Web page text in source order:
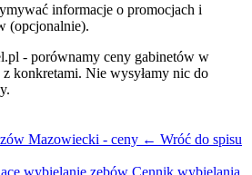
informacje o promocjach i
(opcjonalnie).
- porównamy ceny gabinetów w
konkretami. Nie wysyłamy nic do
Mazowiecki - ceny ← Wróć do spisu
wybielanie zębów Cennik wybielania